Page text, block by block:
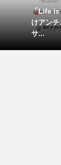
「Life
けアン
サ...